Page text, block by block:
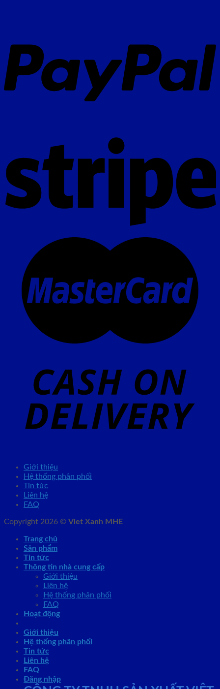
Giới thiệu
Hệ thống phân phối
Tin tức
Liên hệ
FAQ
Copyright 2026 © Viet Xanh MHE
Trang chủ
Sản phẩm
Tin tức
Thông tin nhà cung cấp
Giới thiệu
Liên hệ
Hệ thống phân phối
FAQ
Hoạt động
Giới thiệu
Hệ thống phân phối
Tin tức
Liên hệ
FAQ
Đăng nhập